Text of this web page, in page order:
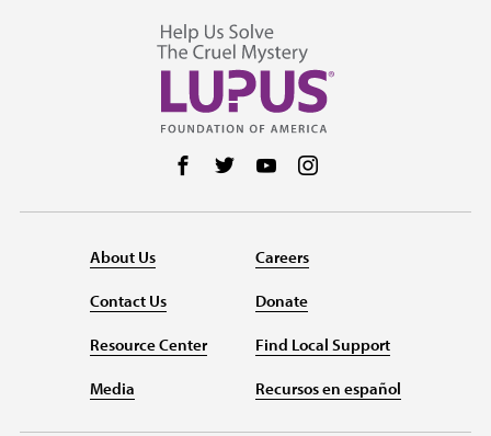
Follow us on Facebook
Follow us on Twitter
Follow us on YouTube
About Us
Contact Us
Resource Center
Media
Careers
Donate
Find Local Support
Recursos en español